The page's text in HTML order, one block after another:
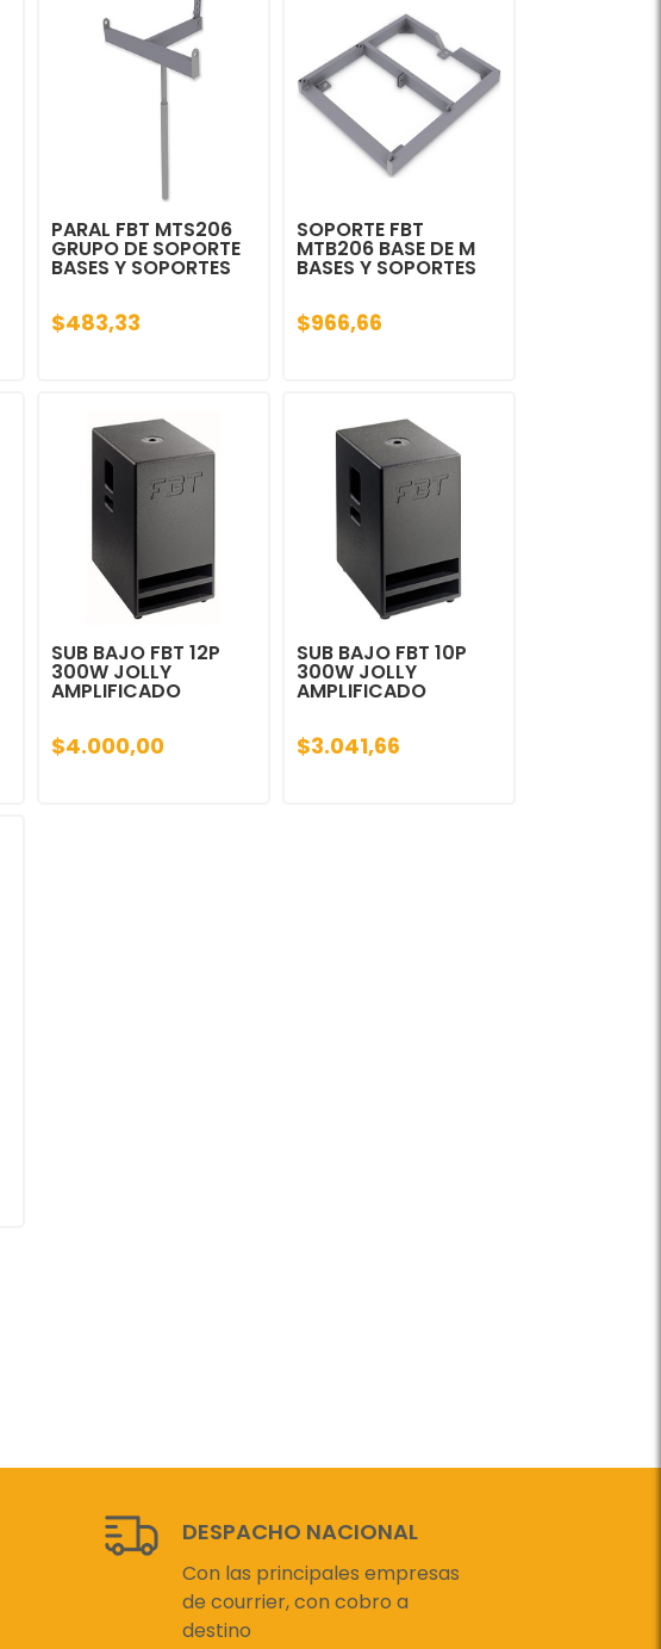
PARAL FBT MTS206
GRUPO DE SOPORTE
BASES Y SOPORTES
$483,33
SOPORTE FBT
MTB206 BASE DE M
BASES Y SOPORTES
$966,66
SUB BAJO FBT 12P
300W JOLLY
AMPLIFICADO
$4.000,00
SUB BAJO FBT 10P
300W JOLLY
AMPLIFICADO
$3.041,66
DESPACHO NACIONAL
Con las principales empresas
de courrier, con cobro a
destino